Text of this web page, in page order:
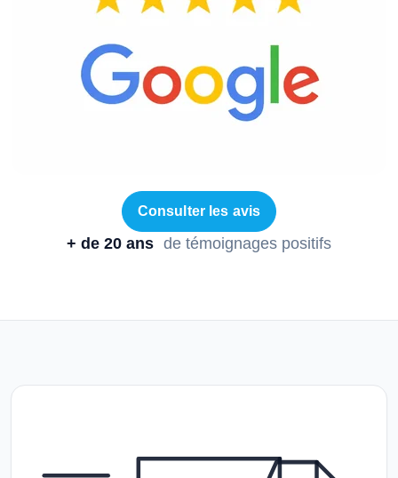
Consulter les avis
+ de 20 ans de témoignages positifs